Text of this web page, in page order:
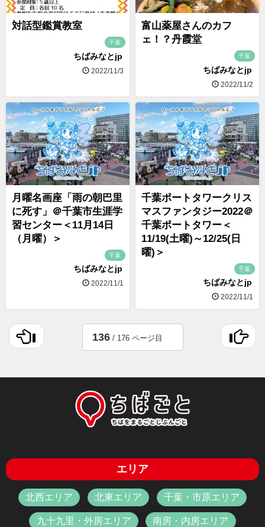
対話型鑑賞教室
千葉
ちばみなとjp
2022/11/3
富山薬屋さんのカフ
ェ！？丹霞堂
千葉
ちばみなとjp
2022/11/2
月曜名画座「雨の朝巴里
に死す」＠千葉市生涯学
習センター＜11月14日
（月曜）＞
千葉
ちばみなとjp
2022/11/1
千葉ポートタワークリス
マスファンタジー2022＠
千葉ポートタワー＜
11/19(土曜)～12/25(日
曜)＞
千葉
ちばみなとjp
2022/11/1
136/ 176 ページ目
エリア
北西エリア 北東エリア 千葉・市原エリア
九十九里・外房エリア 南房・内房エリア